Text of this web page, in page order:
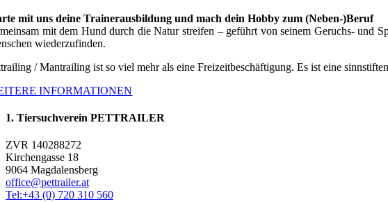
mit uns deine Trainerausbildung und mach dein Hobby zum (Neben-)Beruf
mit dem Hund durch die Natur streifen – geführt von seinem Geruchs- und
wiederzufinden.
/ Mantrailing ist so viel mehr als eine Freizeitbeschäftigung. Es ist eine
INFORMATIONEN
1. Tiersuchverein PETTRAILER
ZVR 140288272
Kirchengasse 18
9064 Magdalensberg
office@pettrailer.at
Tel:+43 (0) 720 310 560